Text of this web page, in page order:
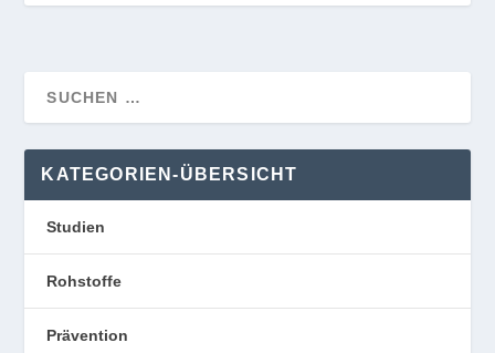
KATEGORIEN-ÜBERSICHT
Studien
Rohstoffe
Prävention